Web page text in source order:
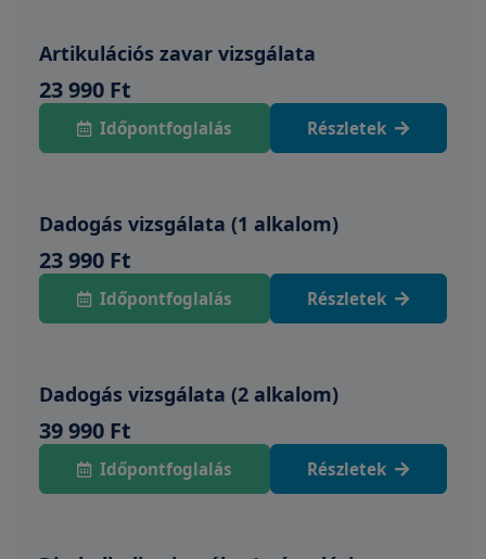
Artikulációs zavar vizsgálata
23 990 Ft
Időpontfoglalás Részletek
Dadogás vizsgálata (1 alkalom)
23 990 Ft
Időpontfoglalás Részletek
Dadogás vizsgálata (2 alkalom)
39 990 Ft
Időpontfoglalás Részletek